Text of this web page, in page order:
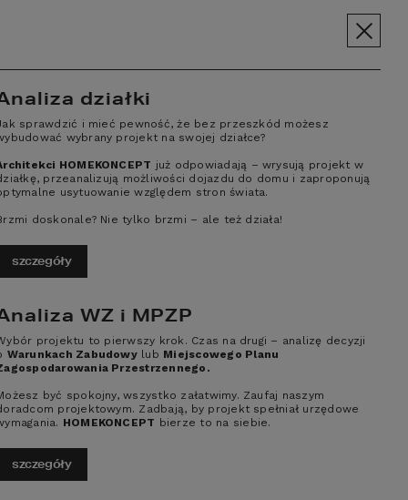
BUDOWY O NAS KONTAKT
działki
sprawdzić i mieć pewność, że bez przeszkód możesz
wybrany projekt na swojej działce?
HOMEKONCEPT już odpowiadają – wrysują projekt w
przeanalizują możliwości dojazdu do domu i zaproponują
usytuowanie względem stron świata.
doskonale? Nie tylko brzmi – ale też działa!
szczegóły
WZ i MPZP
projektu to pierwszy krok. Czas na drugi – analizę decyzji
Warunkach Zabudowylub Miejscowego Planu
Przestrzennego.
być spokojny, wszystko załatwimy. Zaufaj naszym
projektowym. Zadbają, by projekt spełniał urzędowe
HOMEKONCEPT bierze to na siebie.
szczegóły
warto
Dają one architektom jeszcze
Duragrain Vertical Design to
z takim nadrukiem doskonale